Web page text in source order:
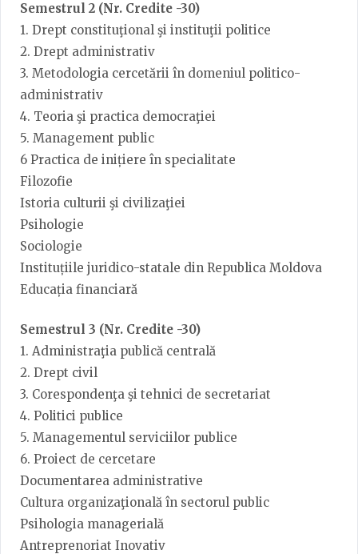
Semestrul 2 (Nr. Credite -30)
1. Drept constituţional şi instituţii politice
2. Drept administrativ
3. Metodologia cercetării în domeniul politico-
administrativ
4. Teoria şi practica democraţiei
5. Management public
6 Practica de inițiere în specialitate
Filozofie
Istoria culturii şi civilizaţiei
Psihologie
Sociologie
Instituțiile juridico-statale din Republica Moldova
Educația financiară
Semestrul 3 (Nr. Credite -30)
1. Administraţia publică centrală
2. Drept civil
3. Corespondenţa şi tehnici de secretariat
4. Politici publice
5. Managementul serviciilor publice
6. Proiect de cercetare
Documentarea administrative
Cultura organizaţională în sectorul public
Psihologia managerială
Antreprenoriat Inovativ